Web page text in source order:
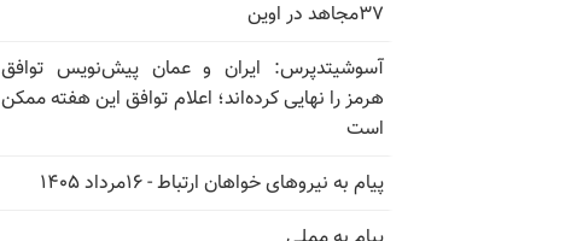
۳۷مجاهد در اوین
آسوشیتدپرس: ایران و عمان پیش‌نویس توافق
هرمز را نهایی کرده‌اند؛ اعلام توافق این هفته ممکن
است
پیام به نیروهای خواهان ارتباط - ۱۶مرداد ۱۴۰۵